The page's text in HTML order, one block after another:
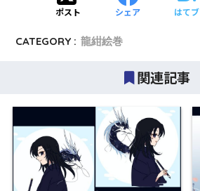
ポスト シェア はてブ
CATEGORY : 龍紺絵巻
関連記事